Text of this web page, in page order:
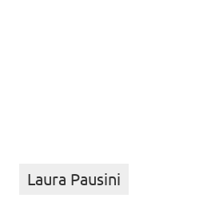
Laura Pausini